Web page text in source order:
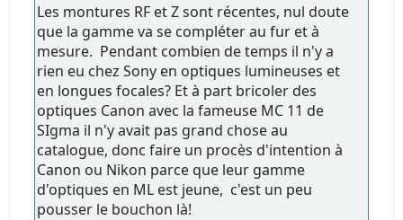
Les montures RF et Z sont récentes, nul doute
que la gamme va se compléter au fur et à
mesure. Pendant combien de temps il n'y a
rien eu chez Sony en optiques lumineuses et
en longues focales? Et à part bricoler des
optiques Canon avec la fameuse MC 11 de
SIgma il n'y avait pas grand chose au
catalogue, donc faire un procès d'intention à
Canon ou Nikon parce que leur gamme
d'optiques en ML est jeune, c'est un peu
pousser le bouchon là!